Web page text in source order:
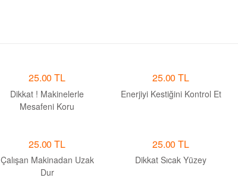
25.00 TL
Dikkat ! Makinelerle
Mesafeni Koru
25.00 TL
Enerjiyi Kestiğini Kontrol Et
25.00 TL
Çalışan Makinadan Uzak
Dur
25.00 TL
Dikkat Sıcak Yüzey